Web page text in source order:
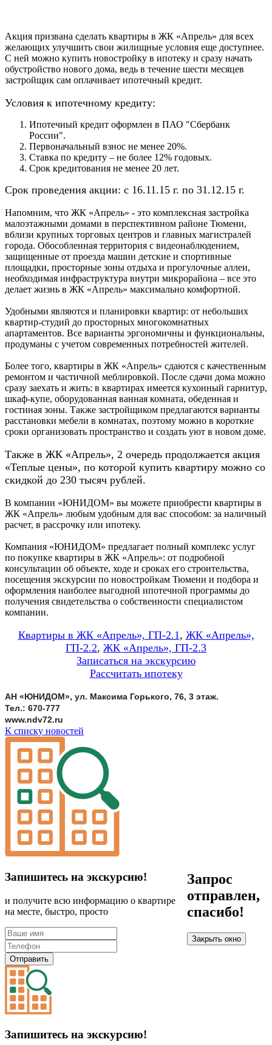
Акция призвана сделать квартиры в ЖК «Апрель» для всех
желающих улучшить свои жилищные условия еще доступнее.
С ней можно купить новостройку в ипотеку и сразу начать
обустройство нового дома, ведь в течение шести месяцев
застройщик сам оплачивает ипотечный кредит.
Условия к ипотечному кредиту:
Ипотечный кредит оформлен в ПАО "Сбербанк
России".
Первоначальный взнос не менее 20%.
Ставка по кредиту – не более 12% годовых.
Срок кредитования не менее 20 лет.
Срок проведения акции: с 16.11.15 г. по 31.12.15 г.
Напомним, что ЖК «Апрель» - это комплексная застройка
малоэтажными домами в перспективном районе Тюмени,
вблизи крупных торговых центров и главных магистралей
города. Обособленная территория с видеонаблюдением,
защищенные от проезда машин детские и спортивные
площадки, просторные зоны отдыха и прогулочные аллеи,
необходимая инфраструктура внутри микрорайона – все это
делает жизнь в ЖК «Апрель» максимально комфортной.
Удобными являются и планировки квартир: от небольших
квартир-студий до просторных многокомнатных
апартаментов. Все варианты эргономичны и функциональны,
продуманы с учетом современных потребностей жителей.
Более того, квартиры в ЖК «Апрель» сдаются с качественным
ремонтом и частичной меблировкой. После сдачи дома можно
сразу заехать и жить: в квартирах имеется кухонный гарнитур,
шкаф-купе, оборудованная ванная комната, обеденная и
гостиная зоны. Также застройщиком предлагаются варианты
расстановки мебели в комнатах, поэтому можно в короткие
сроки организовать пространство и создать уют в новом доме.
Также в ЖК «Апрель», 2 очередь продолжается акция
«Теплые цены», по которой купить квартиру можно со
скидкой до 230 тысяч рублей.
В компании «ЮНИДОМ» вы можете приобрести квартиры в
ЖК «Апрель» любым удобным для вас способом: за наличный
расчет, в рассрочку или ипотеку.
Компания «ЮНИДОМ» предлагает полный комплекс услуг
по покупке квартиры в ЖК «Апрель»: от подробной
консультации об объекте, ходе и сроках его строительства,
посещения экскурсии по новостройкам Тюмени и подбора и
оформления наиболее выгодной ипотечной программы до
получения свидетельства о собственности специалистом
компании.
Квартиры в ЖК «Апрель», ГП-2.1, ЖК «Апрель»,
ГП-2.2, ЖК «Апрель», ГП-2.3
Записаться на экскурсию
Рассчитать ипотеку
АН «ЮНИДОМ», ул. Максима Горького, 76, 3 этаж.
Тел.: 670-777
www.ndv72.ru
К списку новостей
Запишитесь на экскурсию!
и получите всю информацию о квартире
на месте, быстро, просто
Отправить
Запрос
отправлен,
спасибо!
Закрыть окно
Запишитесь на экскурсию!